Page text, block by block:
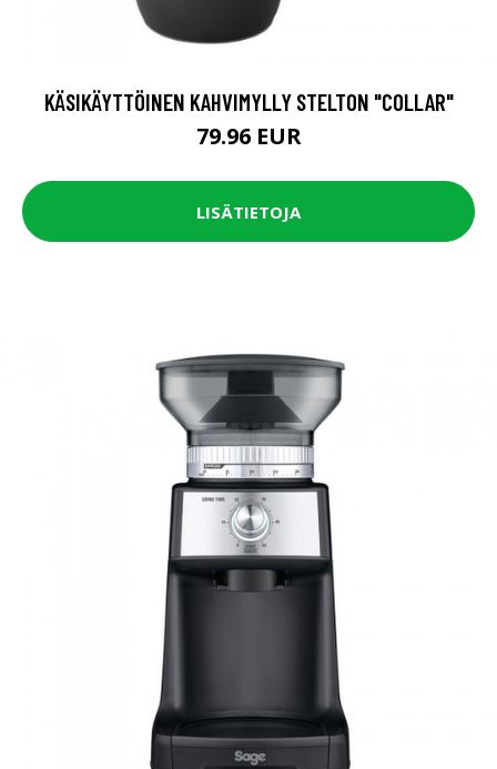
KÄSIKÄYTTÖINEN KAHVIMYLLY STELTON "COLLAR"
79.96 EUR
LISÄTIETOJA